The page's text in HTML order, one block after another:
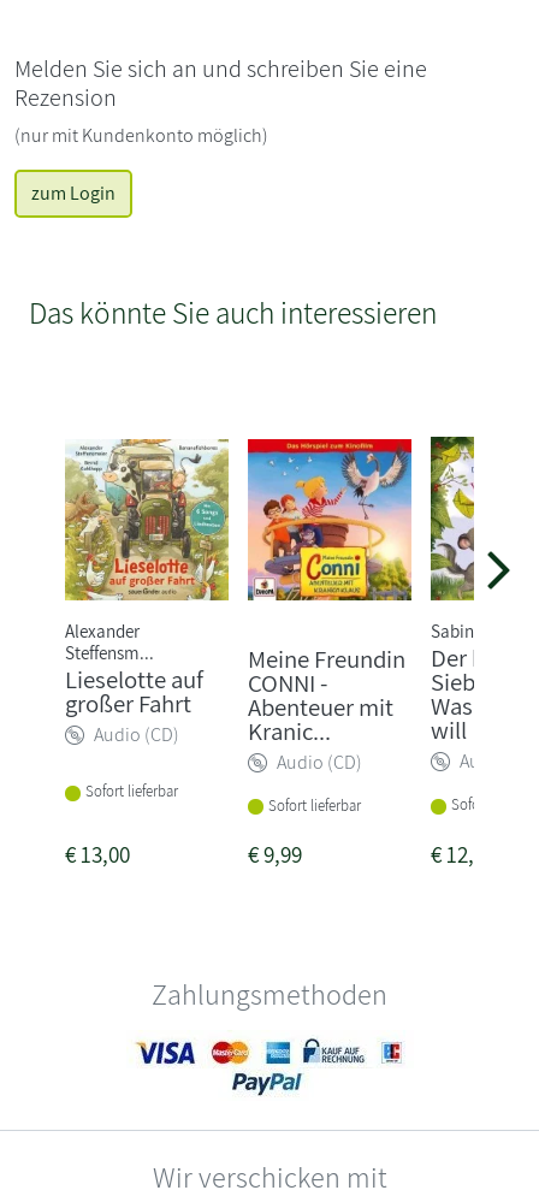
Melden Sie sich an und schreiben Sie eine
Rezension
(nur mit Kundenkonto möglich)
zum Login
Das könnte Sie auch interessieren
Alexander
Steffensm...
Lieselotte auf
großer Fahrt
Audio (CD)
Sofort lieferbar
€13,00
Meine Freundin
CONNI -
Abenteuer mit
Kranic...
Audio (CD)
Sofort lieferbar
€9,99
Sabine
Der kleine
Was ich
will
Audio
Sofort
€12,00
Zahlungsmethoden
Wir verschicken mit